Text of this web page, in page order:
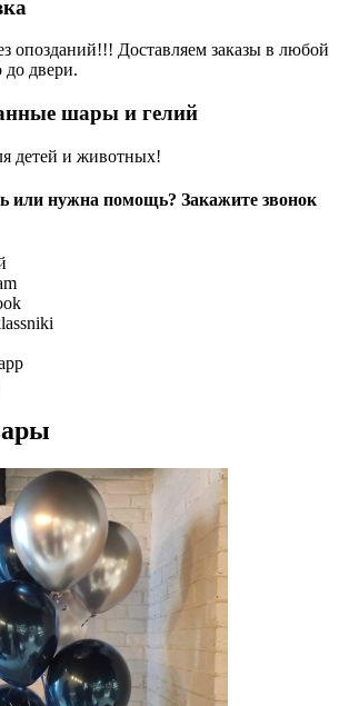
опозданий!!! Доставляем заказы в любой
до двери.
шары и гелий
детей и животных!
или нужна помощь? Закажите звонок